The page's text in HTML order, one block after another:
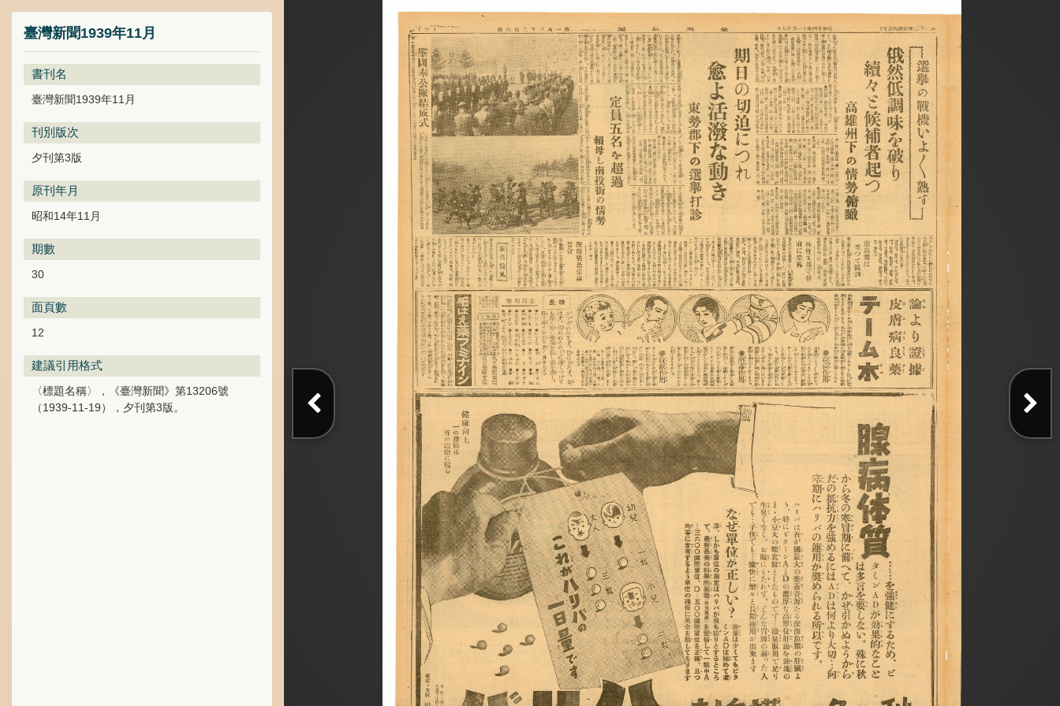
臺灣新聞1939年11月
書刊名
臺灣新聞1939年11月
刊別版次
夕刊第3版
原刊年月
昭和14年11月
期數
30
面頁數
12
建議引用格式
〈標題名稱〉，《臺灣新聞》第13206號
（1939-11-19），夕刊第3版。